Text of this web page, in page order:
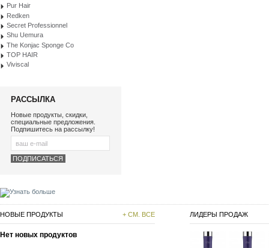
Pur Hair
Redken
Secret Professionnel
Shu Uemura
The Konjac Sponge Co
TOP HAIR
Viviscal
РАССЫЛКА
Новые продукты, скидки,
специальные предложения.
Подпишитесь на рассылку!
НОВЫЕ ПРОДУКТЫ + СМ. ВСЕ
Нет новых продуктов
ЛИДЕРЫ ПРОДАЖ